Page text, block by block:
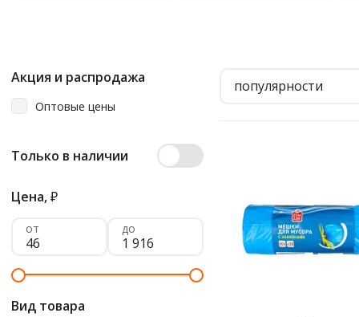
Акция и распродажа
Оптовые цены
Только в наличии
Цена,₽
от до
Вид товара
популярности